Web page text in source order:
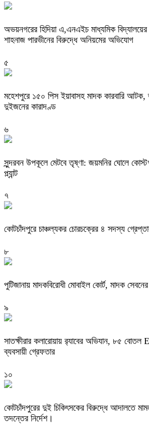
অভয়নগরের হিদিয়া এ,এনএইচ মাধ্যমিক
শাহনাজ পারভীনের বিরুদ্ধে অনিয়মের অভিযোগ
৫
মহেশপুরে ১৫০ পিস ইয়াবাসহ মাদক কারবারি
দুইজনের কারাদণ্ড
৬
সুন্দরবন উপকূলে মেটবে তৃষ্ণা: জয়মনির ঘোলে
প্ল্যান্ট
৭
কোটচাঁদপুরে চাঞ্চল্যকর চোরচক্রের ৪ সদস্য
৮
পুটিজানায় মাদকবিরোধী মোবাইল কোর্ট, মাদক
৯
সাতক্ষীরার কলারোয়ায় র‍্যাবের অভিযান, ৮৫
ব্যবসায়ী গ্রেফতার
১০
কোটচাঁদপুরের দুই চিকিৎসকের বিরুদ্ধে আদালতে
তদন্তের নির্দেশ।